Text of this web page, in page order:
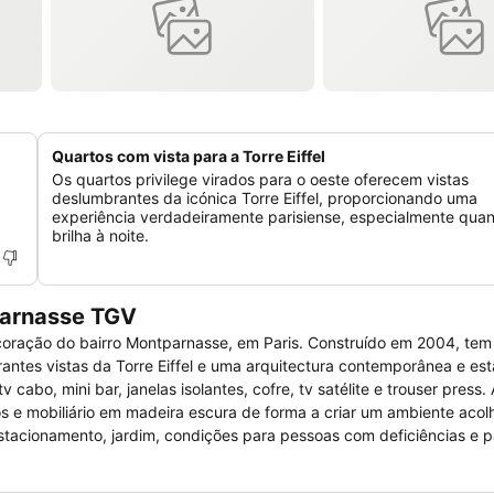
Quartos com vista para a Torre Eiffel
Os quartos privilege virados para o oeste oferecem vistas
deslumbrantes da icónica Torre Eiffel, proporcionando uma
experiência verdadeiramente parisiense, especialmente
brilha à noite.
TGV
do bairro Montparnasse, em Paris. Construído em 2004,
vistas da Torre Eiffel e uma arquitectura contemporânea e
mini bar, janelas isolantes, cofre, tv satélite e trouser press.
mobiliário em madeira escura de forma a criar um ambiente
jardim, condições para pessoas com deficiências e